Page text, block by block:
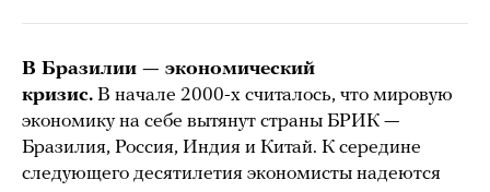
В Бразилии — экономический
кризис. В начале 2000-х считалось, что мировую
экономику на себе вытянут страны БРИК —
Бразилия, Россия, Индия и Китай. К середине
следующего десятилетия экономисты надеются